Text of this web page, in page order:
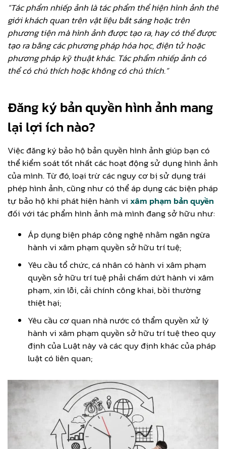
“Tác phẩm nhiếp ảnh là tác phẩm thể hiện hình ảnh thế
giới khách quan trên vật liệu bắt sáng hoặc trên
phương tiện mà hình ảnh được tạo ra, hay có thể được
tạo ra bằng các phương pháp hóa học, điện tử hoặc
phương pháp kỹ thuật khác. Tác phẩm nhiếp ảnh có
thể có chú thích hoặc không có chú thích.”
Đăng ký bản quyền hình ảnh mang
lại lợi ích nào?
Việc đăng ký bảo hộ bản quyền hình ảnh giúp bạn có
thể kiểm soát tốt nhất các hoạt động sử dụng hình ảnh
của mình. Từ đó, loại trừ các nguy cơ bị sử dụng trái
phép hình ảnh, cũng như có thể áp dụng các biện pháp
tự bảo hộ khi phát hiện hành vixâm phạm bản quyền
đối với tác phẩm hình ảnh mà mình đang sở hữu như:
Áp dụng biện pháp công nghệ nhằm ngăn ngừa
hành vi xâm phạm quyền sở hữu trí tuệ;
Yêu cầu tổ chức, cá nhân có hành vi xâm phạm
quyền sở hữu trí tuệ phải chấm dứt hành vi xâm
phạm, xin lỗi, cải chính công khai, bồi thường
thiệt hại;
Yêu cầu cơ quan nhà nước có thẩm quyền xử lý
hành vi xâm phạm quyền sở hữu trí tuệ theo quy
định của Luật này và các quy định khác của pháp
luật có liên quan;